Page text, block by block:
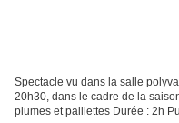
Spectacle vu dans la salle
20h30, dans le cadre de la
plumes et paillettes Durée : 2h